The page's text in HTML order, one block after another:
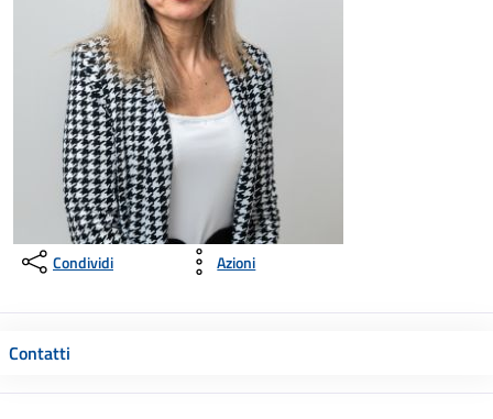
Condividi Azioni
Contatti